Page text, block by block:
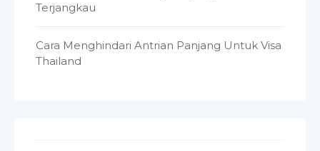
Terjangkau
Cara Menghindari Antrian Panjang Untuk Visa
Thailand